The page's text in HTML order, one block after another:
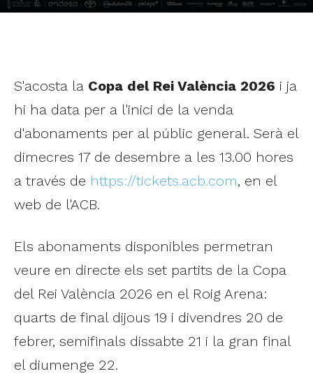
S'acosta la Copa del Rei València 2026 i ja
hi ha data per a l'inici de la venda
d'abonaments per al públic general. Serà el
dimecres 17 de desembre a les 13.00 hores
a través de https://tickets.acb.com, en el
web de l'ACB.
Els abonaments disponibles permetran
veure en directe els set partits de la Copa
del Rei València 2026 en el Roig Arena:
quarts de final dijous 19 i divendres 20 de
febrer, semifinals dissabte 21 i la gran final
el diumenge 22.